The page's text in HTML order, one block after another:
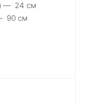
24 см
90 см